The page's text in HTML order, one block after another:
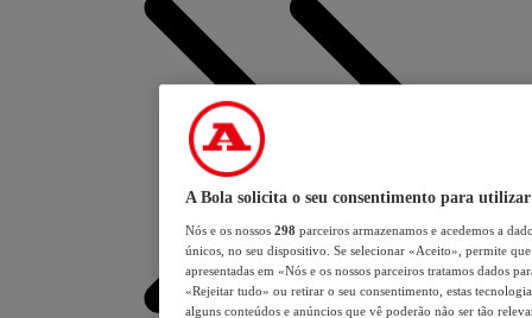
A Bola solicita o seu consentimento para utilizar
Nós e os nossos 298 parceiros armazenamos e acedemos a
únicos, no seu dispositivo. Se selecionar «Aceito», permite
apresentadas em «Nós e os nossos parceiros tratamos dados
«Rejeitar tudo» ou retirar o seu consentimento, estas
alguns conteúdos e anúncios que vê poderão não ser tão